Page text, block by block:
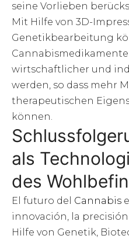
seine Vorlieben
Mit Hilfe von 3D-
Genetikbearbeitung
wirtschaftlicher und
werden, so dass mehr
therapeutischen
können.
als
des
El futuro del Cannabis
innovación, la
Hilfe von Genetik,